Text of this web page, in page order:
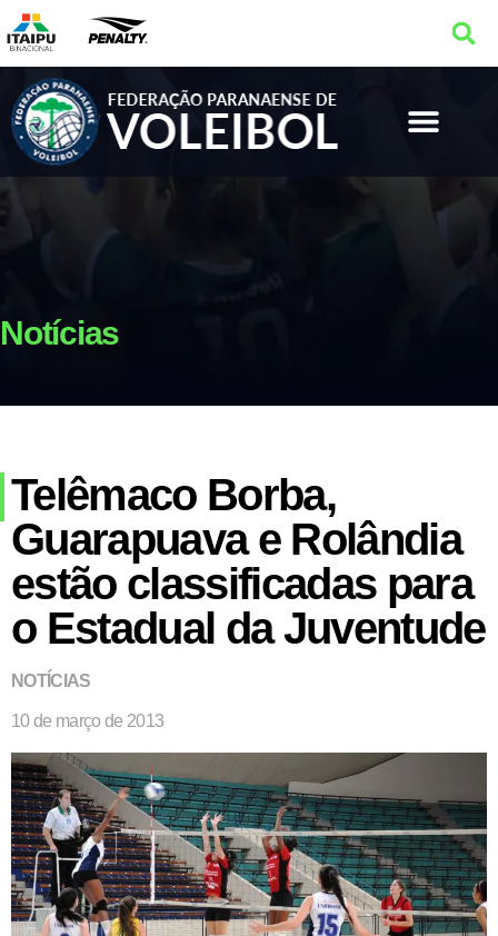
Notícias
Telêmaco Borba,
Guarapuava e Rolândia
estão classificadas para
o Estadual da Juventude
NOTÍCIAS
10 de março de 2013